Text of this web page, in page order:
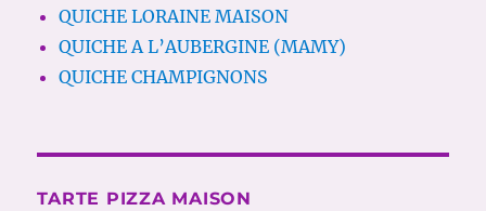
QUICHE LORAINE MAISON
QUICHE A L’AUBERGINE (MAMY)
QUICHE CHAMPIGNONS
TARTE PIZZA MAISON